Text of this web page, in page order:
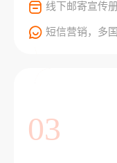
线下邮寄宣传
短信营销，多
03